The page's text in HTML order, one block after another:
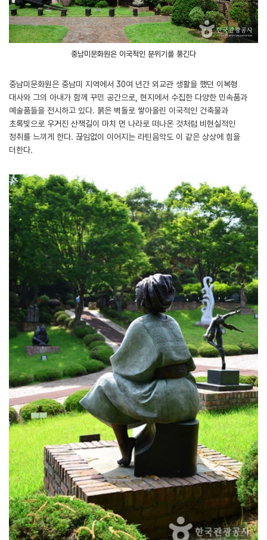
중남미문화원은 이국적인 분위기를 풍긴다
중남미문화원은 중남미 지역에서 30여 년간 외교관 생활을 했던 이복형
대사와 그의 아내가 함께 꾸민 공간으로, 현지에서 수집한 다양한 민속품과
예술품들을 전시하고 있다. 붉은 벽돌로 쌓아올린 이국적인 건축물과
초록빛으로 우거진 산책길이 마치 먼 나라로 떠나온 것처럼 비현실적인
정취를 느끼게 한다. 끊임없이 이어지는 라틴음악도 이 같은 상상에 힘을
더한다.